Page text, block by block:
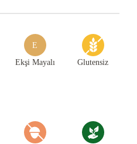
E
Ekşi Mayalı Glutensiz